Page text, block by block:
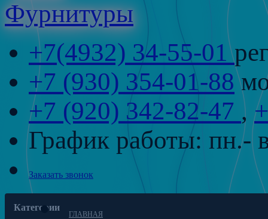
+7(4932) 34-55-01
+7 (930) 354-01-88
+7 (920) 342-82-47 ,
График работы: пн.-
Заказать звонок
Категории
ГЛАВНАЯ